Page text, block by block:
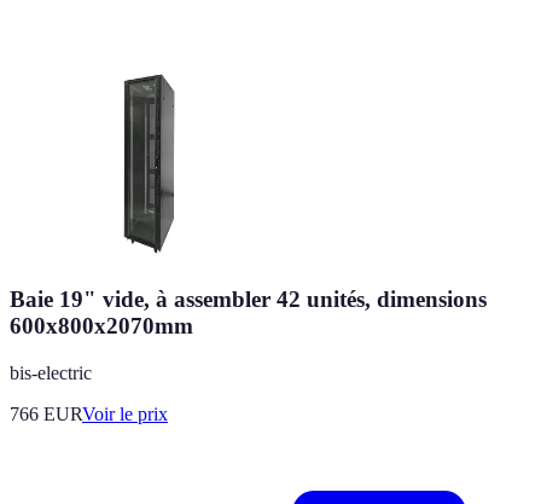
Baie 19" vide, à assembler 42 unités, dimensions
600x800x2070mm
bis-electric
766 EURVoir le prix